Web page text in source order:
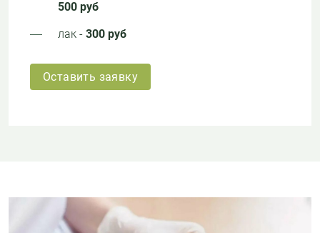
500 руб
лак - 300 руб
Оставить заявку